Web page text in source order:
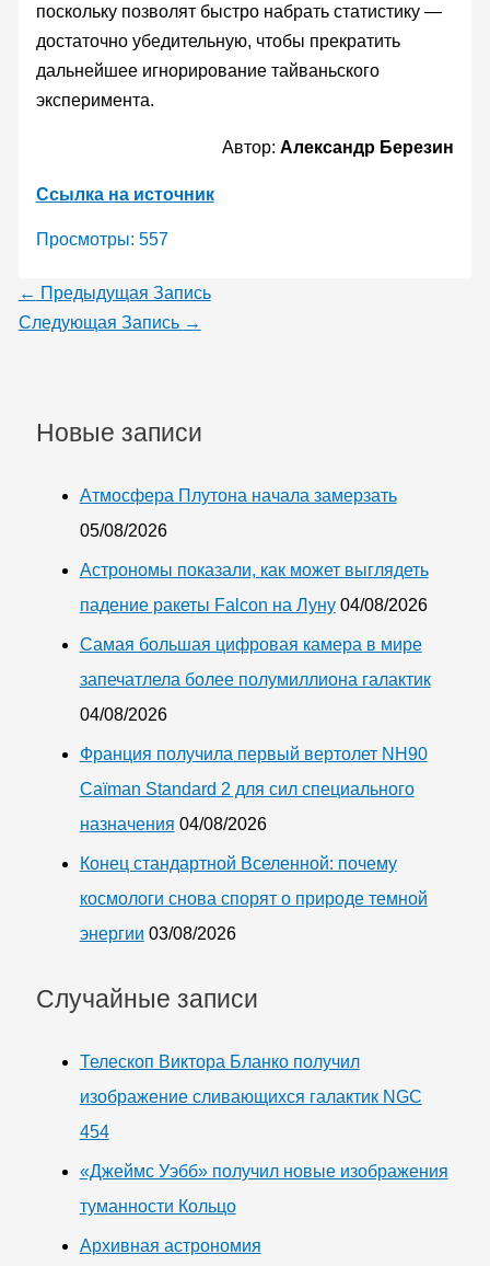
поскольку позволят быстро набрать статистику —
достаточно убедительную, чтобы прекратить
дальнейшее игнорирование тайваньского
эксперимента.
Автор:Александр Березин
Ссылка на источник
Просмотры: 557
← Предыдущая Запись
Следующая Запись →
Новые записи
Атмосфера Плутона начала замерзать
05/08/2026
Астрономы показали, как может выглядеть
падение ракеты Falcon на Луну 04/08/2026
Самая большая цифровая камера в мире
запечатлела более полумиллиона галактик
04/08/2026
Франция получила первый вертолет NH90
Caïman Standard 2 для сил специального
назначения 04/08/2026
Конец стандартной Вселенной: почему
космологи снова спорят о природе темной
энергии 03/08/2026
Случайные записи
Телескоп Виктора Бланко получил
изображение сливающихся галактик NGC
454
«Джеймс Уэбб» получил новые изображения
туманности Кольцо
Архивная астрономия